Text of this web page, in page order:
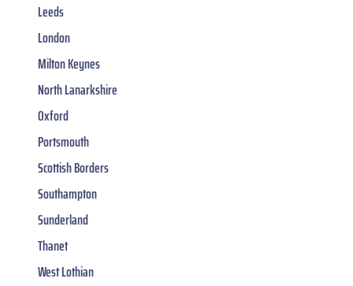
Leeds
London
Milton Keynes
North Lanarkshire
Oxford
Portsmouth
Scottish Borders
Southampton
Sunderland
Thanet
West Lothian